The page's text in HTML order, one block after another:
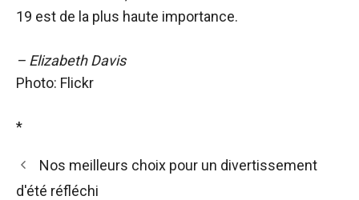
19 est de la plus haute importance.
– Elizabeth Davis
Photo: Flickr
*
Nos meilleurs choix pour un divertissement
d'été réfléchi